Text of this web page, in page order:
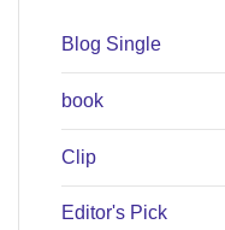
Blog Single
book
Clip
Editor's Pick